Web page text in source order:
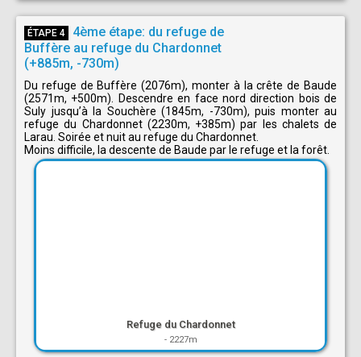
ÉTAPE 4
4ème étape: du refuge de
Buffère au refuge du Chardonnet
(+885m, -730m)
Du refuge de Buffère (2076m), monter à la crête de Baude
(2571m, +500m). Descendre en face nord direction bois de
Suly jusqu’à la Souchère (1845m, -730m), puis monter au
refuge du Chardonnet (2230m, +385m) par les chalets de
Larau. Soirée et nuit au refuge du Chardonnet.
Moins difficile, la descente de Baude par le refuge et la forêt.
Refuge du Chardonnet
- 2227m